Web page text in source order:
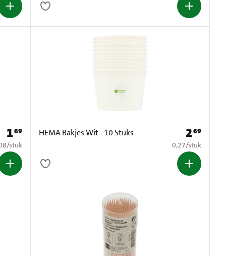
Prijs: € 1,69
169
per stuk
/stuk
HEMA Bakjes Wit - 10 Stuks Prijs: € 2,69
269
€ 0,27 per stuk
0,27/stuk